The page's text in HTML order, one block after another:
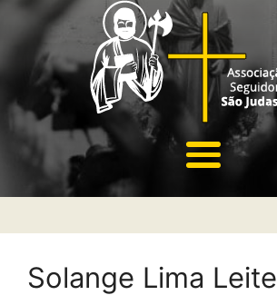
Solange Lima Leite